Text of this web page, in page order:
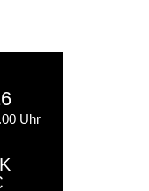
Uhr